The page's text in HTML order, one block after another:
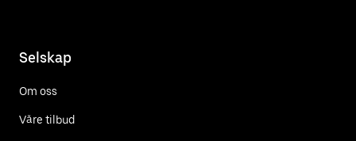
Selskap
Om oss
Våre tilbud